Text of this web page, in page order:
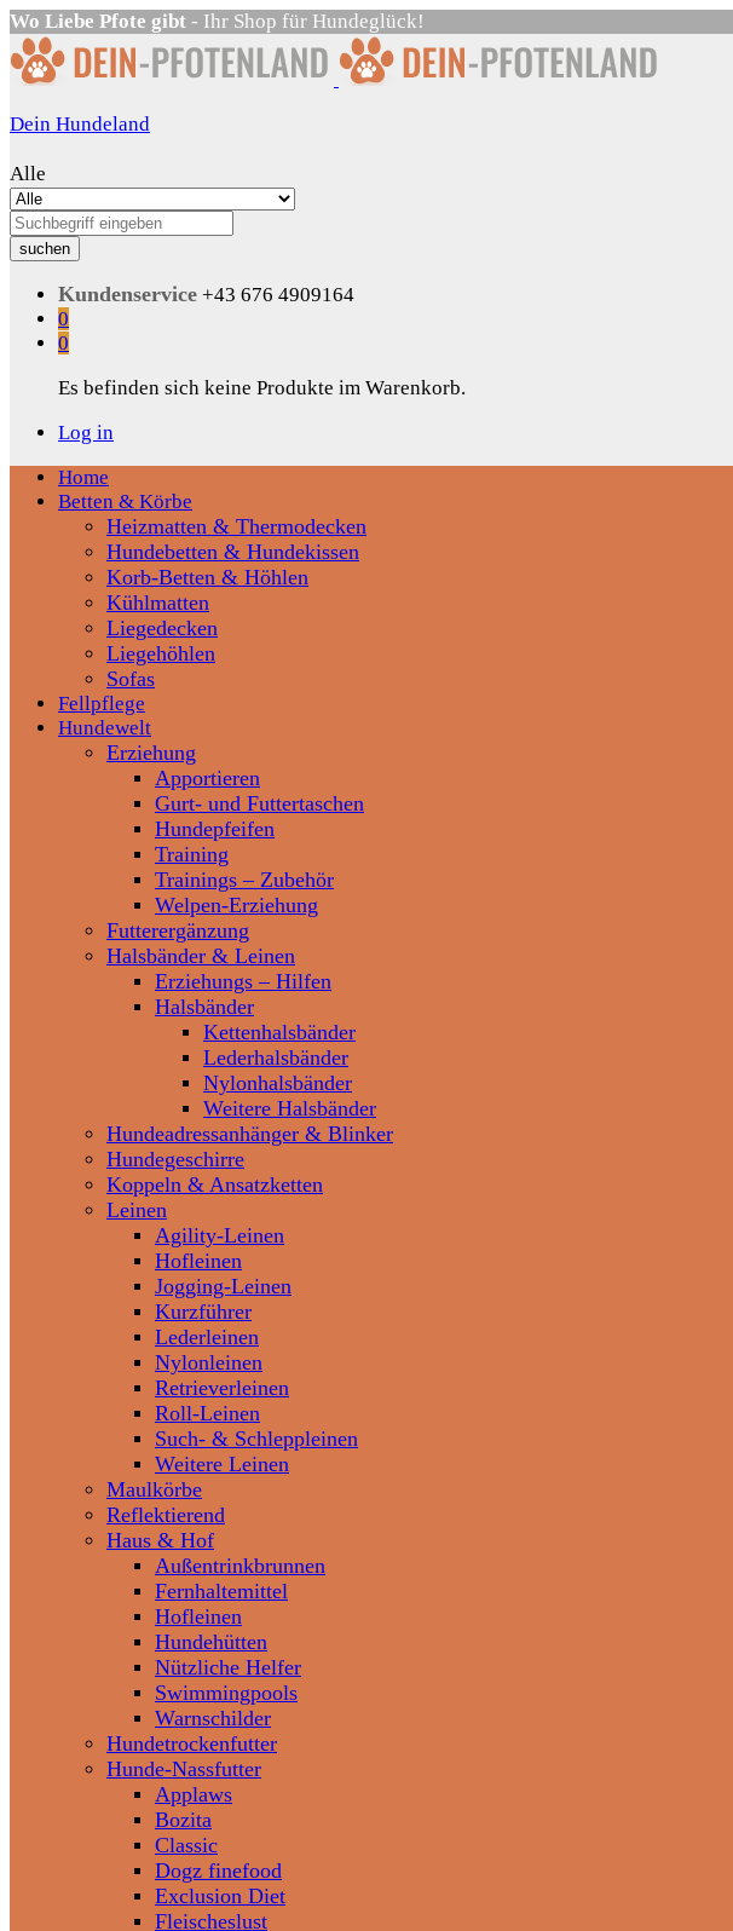
Wo Liebe Pfote gibt - Ihr Shop für Hundeglück!
Dein Hundeland
Alle
suchen
Kundenservice +43 676 4909164
0
0
Es befinden sich keine Produkte im Warenkorb.
Log in
Home
Betten & Körbe
Heizmatten & Thermodecken
Hundebetten & Hundekissen
Korb-Betten & Höhlen
Kühlmatten
Liegedecken
Liegehöhlen
Sofas
Fellpflege
Hundewelt
Erziehung
Apportieren
Gurt- und Futtertaschen
Hundepfeifen
Training
Trainings – Zubehör
Welpen-Erziehung
Futterergänzung
Halsbänder & Leinen
Erziehungs – Hilfen
Halsbänder
Kettenhalsbänder
Lederhalsbänder
Nylonhalsbänder
Weitere Halsbänder
Hundeadressanhänger & Blinker
Hundegeschirre
Koppeln & Ansatzketten
Leinen
Agility-Leinen
Hofleinen
Jogging-Leinen
Kurzführer
Lederleinen
Nylonleinen
Retrieverleinen
Roll-Leinen
Such- & Schleppleinen
Weitere Leinen
Maulkörbe
Reflektierend
Haus & Hof
Außentrinkbrunnen
Fernhaltemittel
Hofleinen
Hundehütten
Nützliche Helfer
Swimmingpools
Warnschilder
Hundetrockenfutter
Hunde-Nassfutter
Applaws
Bozita
Classic
Dogz finefood
Exclusion Diet
Fleischeslust